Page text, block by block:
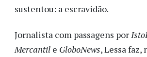
sustentou: a escravidão.
Jornalista com passagens por
Mercantil e GloboNews, Lessa faz,